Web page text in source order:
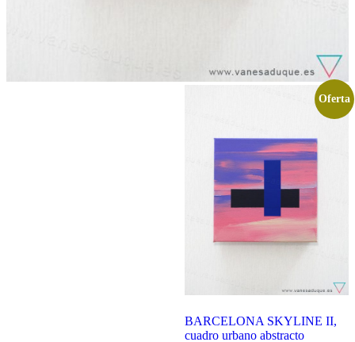
Oferta
BARCELONA SKYLINE II,
cuadro urbano abstracto